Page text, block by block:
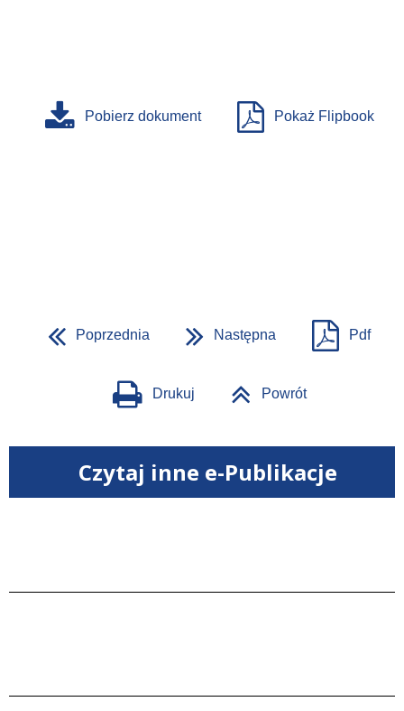
Pobierz dokument Pokaż Flipbook
Poprzednia Następna Pdf
Drukuj Powrót
Czytaj inne e-Publikacje